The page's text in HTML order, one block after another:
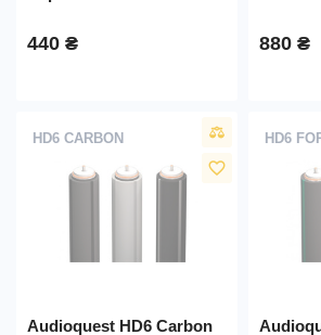
440 ₴ 880 ₴
HD6 CARBON
favorite_border
Audioquest HD6 Carbon
HD6